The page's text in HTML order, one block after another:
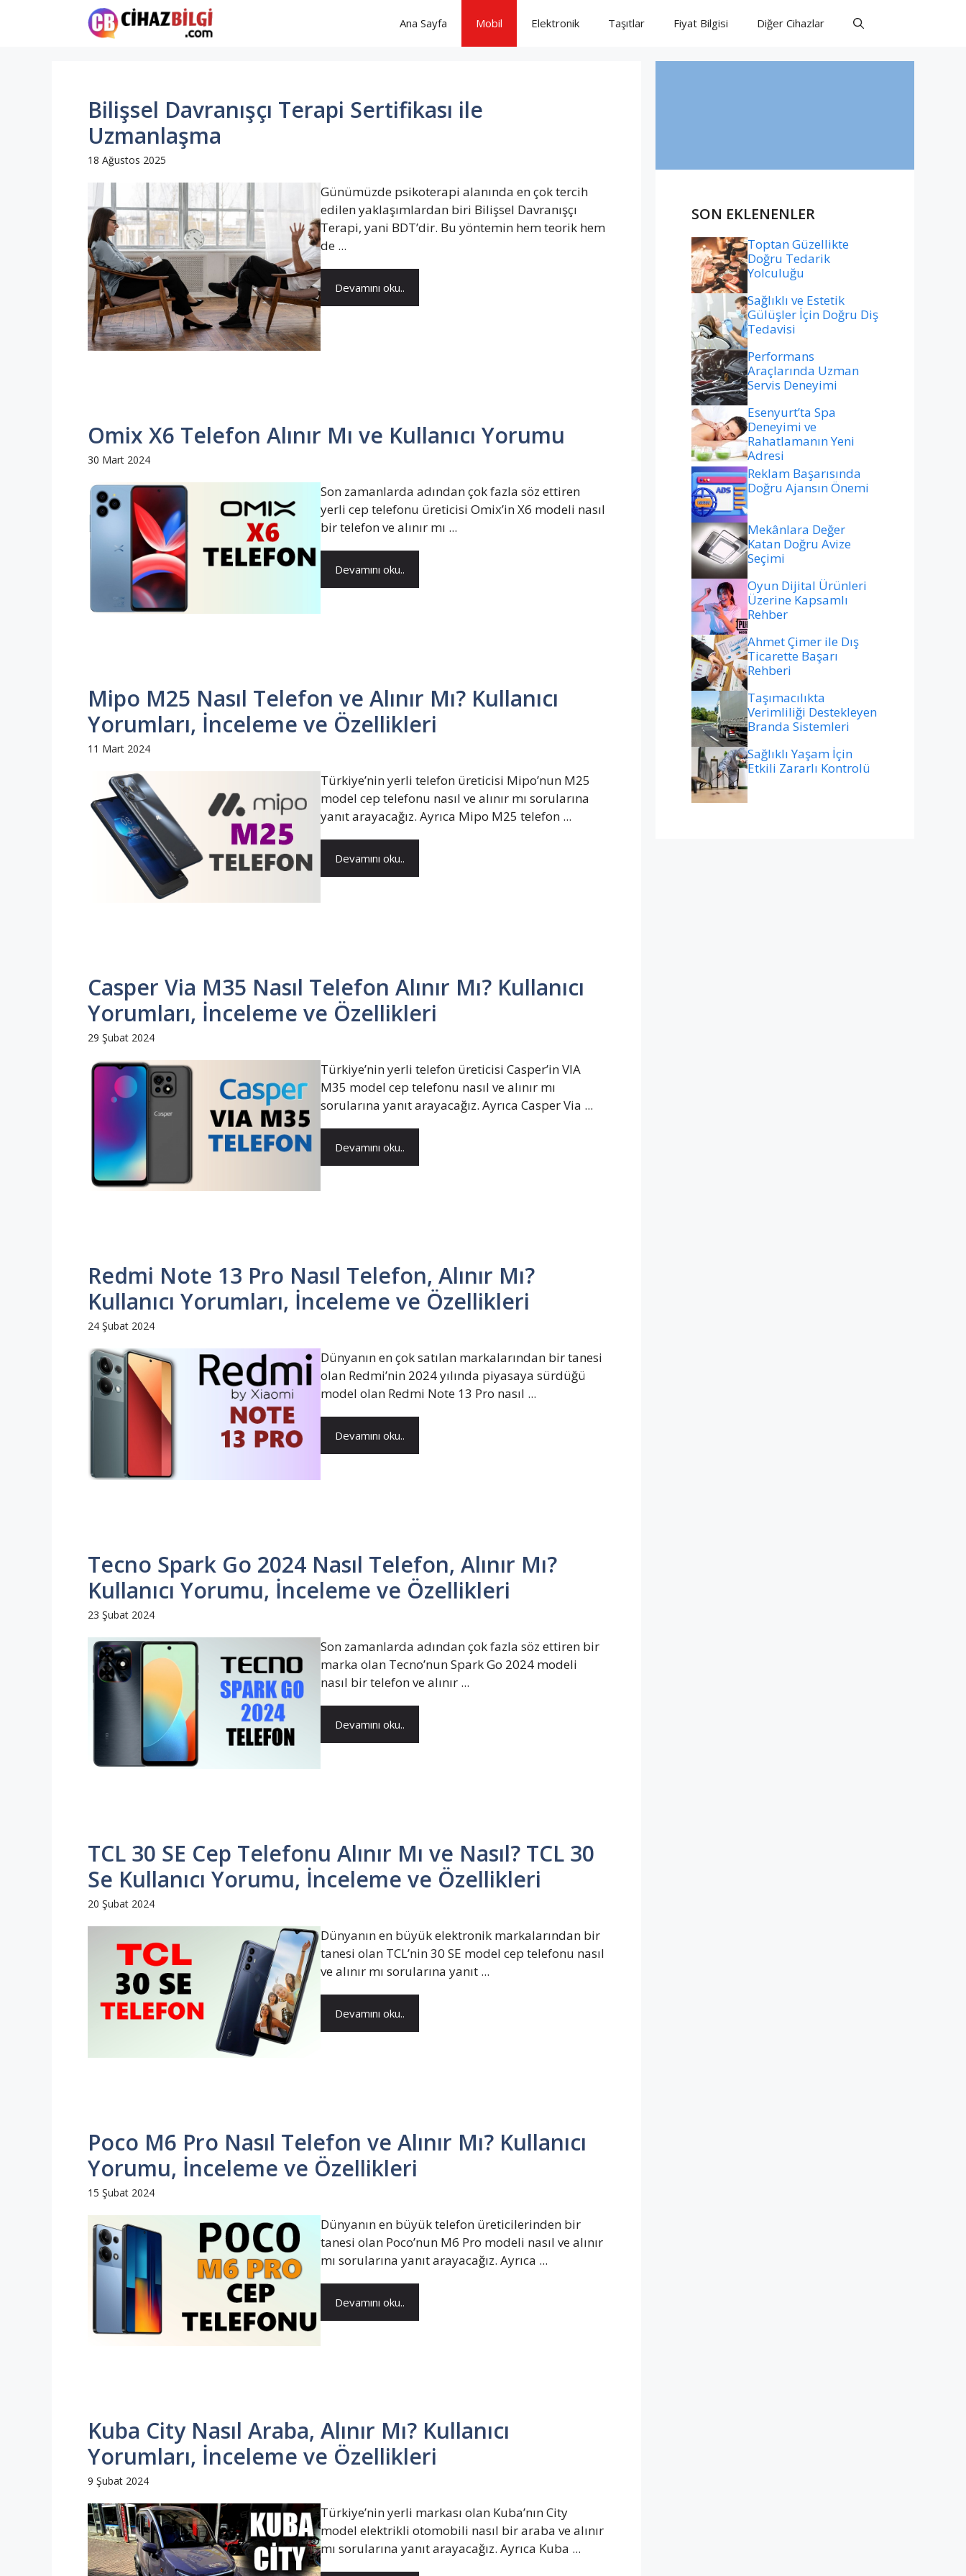
Ana Sayfa Mobil Elektronik Taşıtlar Fiyat Bilgisi Diğer Cihazlar
Bilişsel Davranışçı Terapi Sertifikası ile
Uzmanlaşma
18 Ağustos 2025
Günümüzde psikoterapi alanında en çok tercih
edilen yaklaşımlardan biri Bilişsel Davranışçı
Terapi, yani BDT’dir. Bu yöntemin hem teorik hem
de ...
Devamını oku..
Omix X6 Telefon Alınır Mı ve Kullanıcı Yorumu
30 Mart 2024
Son zamanlarda adından çok fazla söz ettiren
yerli cep telefonu üreticisi Omix’in X6 modeli nasıl
bir telefon ve alınır mı ...
Devamını oku..
Mipo M25 Nasıl Telefon ve Alınır Mı? Kullanıcı
Yorumları, İnceleme ve Özellikleri
11 Mart 2024
Türkiye’nin yerli telefon üreticisi Mipo’nun M25
model cep telefonu nasıl ve alınır mı sorularına
yanıt arayacağız. Ayrıca Mipo M25 telefon ...
Devamını oku..
Casper Via M35 Nasıl Telefon Alınır Mı? Kullanıcı
Yorumları, İnceleme ve Özellikleri
29 Şubat 2024
Türkiye’nin yerli telefon üreticisi Casper’in VIA
M35 model cep telefonu nasıl ve alınır mı
sorularına yanıt arayacağız. Ayrıca Casper Via ...
Devamını oku..
Redmi Note 13 Pro Nasıl Telefon, Alınır Mı?
Kullanıcı Yorumları, İnceleme ve Özellikleri
24 Şubat 2024
Dünyanın en çok satılan markalarından bir tanesi
olan Redmi’nin 2024 yılında piyasaya sürdüğü
model olan Redmi Note 13 Pro nasıl ...
Devamını oku..
Tecno Spark Go 2024 Nasıl Telefon, Alınır Mı?
Kullanıcı Yorumu, İnceleme ve Özellikleri
23 Şubat 2024
Son zamanlarda adından çok fazla söz ettiren bir
marka olan Tecno’nun Spark Go 2024 modeli
nasıl bir telefon ve alınır ...
Devamını oku..
TCL 30 SE Cep Telefonu Alınır Mı ve Nasıl? TCL 30
Se Kullanıcı Yorumu, İnceleme ve Özellikleri
20 Şubat 2024
Dünyanın en büyük elektronik markalarından bir
tanesi olan TCL’nin 30 SE model cep telefonu nasıl
ve alınır mı sorularına yanıt ...
Devamını oku..
Poco M6 Pro Nasıl Telefon ve Alınır Mı? Kullanıcı
Yorumu, İnceleme ve Özellikleri
15 Şubat 2024
Dünyanın en büyük telefon üreticilerinden bir
tanesi olan Poco’nun M6 Pro modeli nasıl ve alınır
mı sorularına yanıt arayacağız. Ayrıca ...
Devamını oku..
Kuba City Nasıl Araba, Alınır Mı? Kullanıcı
Yorumları, İnceleme ve Özellikleri
9 Şubat 2024
Türkiye’nin yerli markası olan Kuba’nın City
model elektrikli otomobili nasıl bir araba ve alınır
mı sorularına yanıt arayacağız. Ayrıca Kuba ...
SON EKLENENLER
Toptan Güzellikte
Doğru Tedarik
Yolculuğu
Sağlıklı ve Estetik
Gülüşler İçin Doğru Diş
Tedavisi
Performans
Araçlarında Uzman
Servis Deneyimi
Esenyurt’ta Spa
Deneyimi ve
Rahatlamanın Yeni
Adresi
Reklam Başarısında
Doğru Ajansın Önemi
Mekânlara Değer
Katan Doğru Avize
Seçimi
Oyun Dijital Ürünleri
Üzerine Kapsamlı
Rehber
Ahmet Çimer ile Dış
Ticarette Başarı
Rehberi
Taşımacılıkta
Verimliliği Destekleyen
Branda Sistemleri
Sağlıklı Yaşam İçin
Etkili Zararlı Kontrolü